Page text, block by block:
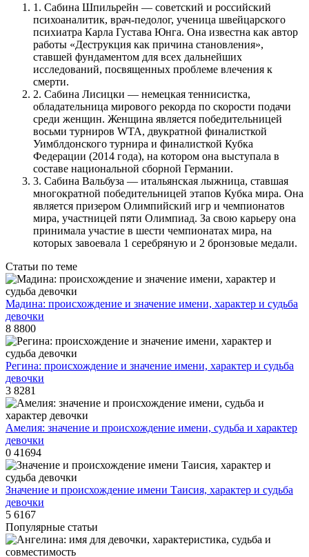
1. Сабина Шпильрейн — советский и российский
психоаналитик, врач-педолог, ученица швейцарского
психиатра Карла Густава Юнга. Она известна как автор
работы «Деструкция как причина становления»,
ставшей фундаментом для всех дальнейших
исследований, посвященных проблеме влечения к
смерти.
2. Сабина Лисицки — немецкая теннисистка,
обладательница мирового рекорда по скорости подачи
среди женщин. Женщина является победительницей
восьми турниров WTA, двукратной финалисткой
Уимблдонского турнира и финалисткой Кубка
Федерации (2014 года), на котором она выступала в
составе национальной сборной Германии.
3. Сабина Вальбуза — итальянская лыжница, ставшая
многократной победительницей этапов Кубка мира. Она
является призером Олимпийский игр и чемпионатов
мира, участницей пяти Олимпиад. За свою карьеру она
принимала участие в шести чемпионатах мира, на
которых завоевала 1 серебряную и 2 бронзовые медали.
Статьи по теме
Мадина: происхождение и значение имени, характер и судьба
девочки
8 8800
Регина: происхождение и значение имени, характер и судьба
девочки
3 8281
Амелия: значение и происхождение имени, судьба и характер
девочки
0 41694
Значение и происхождение имени Таисия, характер и судьба
девочки
5 6167
Популярные статьи